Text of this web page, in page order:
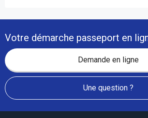
Votre démarche passeport en
Demande en ligne
Une question ?